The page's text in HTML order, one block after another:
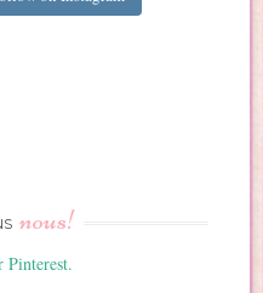
nous!
Pinterest.